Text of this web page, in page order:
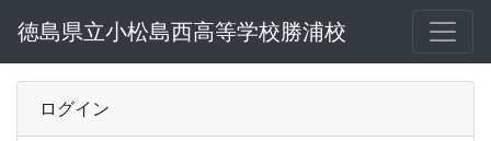
徳島県立小松島西高等学校勝浦校
ログイン